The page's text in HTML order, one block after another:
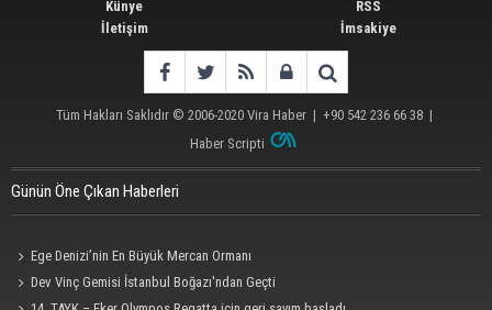
Künye
İletişim
RSS
İmsakiye
Tüm Hakları Saklıdır © 2006-2020 Vira Haber | +90 542 236 66 38 |
Haber Scripti
Günün Öne Çıkan Haberleri
Ege Denizi’nin En Büyük Mercan Ormanı
Dev Vinç Gemisi İstanbul Boğazı'ndan Geçti